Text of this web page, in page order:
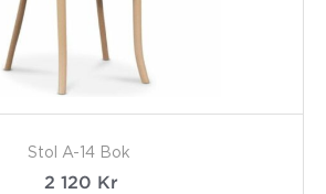
Stol A-14 Bok
2 120 Kr